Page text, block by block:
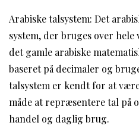
Arabiske talsystem: Det
system, der bruges over
det gamle arabiske
baseret på decimaler og
talsystem er kendt for at
måde at repræsentere tal på
handel og daglig brug.